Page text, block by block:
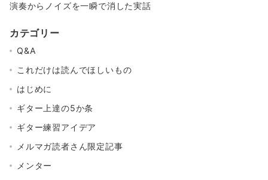
演奏からノイズを一瞬で消した実話
カテゴリー
Q&A
これだけは読んでほしいもの
はじめに
ギター上達の5か条
ギター練習アイデア
メルマガ読者さん限定記事
メンター